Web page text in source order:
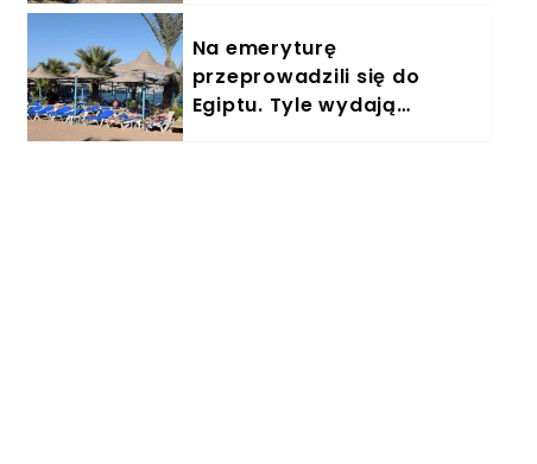
Na emeryturę
przeprowadzili się do
Egiptu. Tyle wydają